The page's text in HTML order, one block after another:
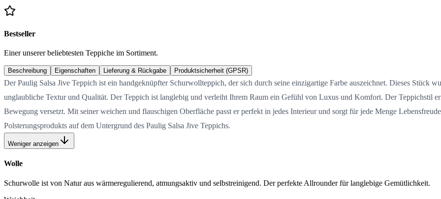
Bestseller
Einer unserer beliebtesten Teppiche im Sortiment.
Beschreibung Eigenschaften Lieferung & Rückgabe Produktsicherheit (GPSR)
Der Paulig Salsa Jive Teppich ist ein handgeknüpfter Schurwollteppich, der sich durch seine einzigartige Farbe auszeichnet. Dieses Stück
unglaubliche Textur und Qualität. Der Teppich ist langlebig und verleiht Ihrem Raum ein Gefühl von Luxus und Komfort. Der Teppichstil
Bewegung versetzt. Mit seiner weichen und flauschigen Oberfläche passt er perfekt in jedes Interieur und sorgt für jede Menge
Polsterungsprodukts auf dem Untergrund des Paulig Salsa Jive Teppichs.
Weniger anzeigen
Wolle
Schurwolle ist von Natur aus wärmeregulierend, atmungsaktiv und selbstreinigend. Der perfekte Allrounder für langlebige Gemütlichkeit.